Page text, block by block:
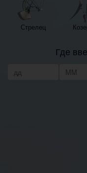
Стрелец
Где